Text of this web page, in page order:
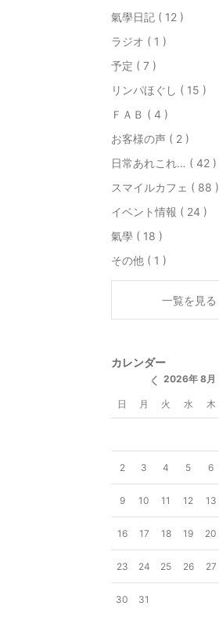
氣學日記 ( 12 )
ラジオ ( 1 )
予定 ( 7 )
リンパほぐし ( 15 )
ＦＡＢ ( 4 )
お客様の声 ( 2 )
日常あれこれ… ( 42 )
スマイルカフェ ( 88 )
イベント情報 ( 24 )
氣學 ( 18 )
その他 ( 1 )
一覧を見る
カレンダー
2026年 8月
日 月 火 水 木
2 3 4 5 6
9 10 11 12 13
16 17 18 19 20
23 24 25 26 27
30 31